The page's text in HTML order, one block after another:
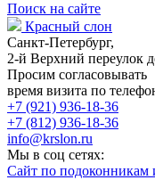
Поиск на сайте
Красный слон
Санкт-Петербург,
2-й Верхний переулок
Просим согласовывать
время визита по
+7 (921) 936-18-36
+7 (812) 936-18-36
info@krslon.ru
Мы в соц сетях:
Сайт по подоконникам